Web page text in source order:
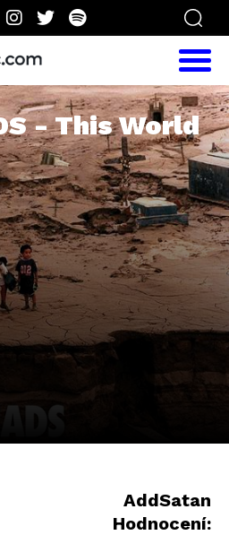
- This World
AddSatan
Hodnocení: